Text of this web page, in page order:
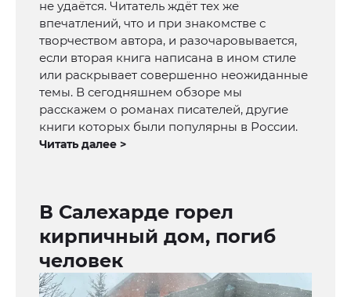
не удаётся. Читатель ждёт тех же
впечатлений, что и при знакомстве с
творчеством автора, и разочаровывается,
если вторая книга написана в ином стиле
или раскрывает совершенно неожиданные
темы. В сегодняшнем обзоре мы
расскажем о романах писателей, другие
книги которых были популярны в России.
Читать далее >
В Салехарде горел
кирпичный дом, погиб
человек